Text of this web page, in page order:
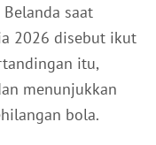
saat
2026 disebut ikut
itu,
menunjukkan
bola.